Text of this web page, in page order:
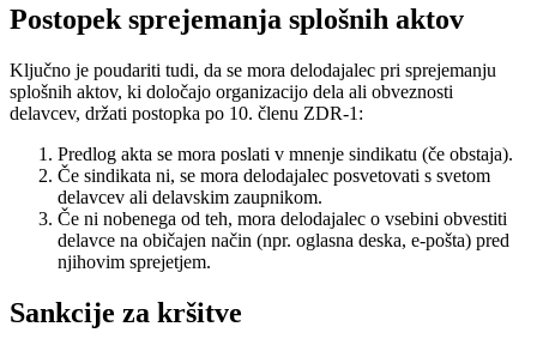
Postopek sprejemanja splošnih aktov
Ključno je poudariti tudi, da se mora delodajalec pri sprejemanju
splošnih aktov, ki določajo organizacijo dela ali obveznosti
delavcev, držati postopka po 10. členu ZDR-1:
Predlog akta se mora poslati v mnenje sindikatu (če obstaja).
Če sindikata ni, se mora delodajalec posvetovati s svetom
delavcev ali delavskim zaupnikom.
Če ni nobenega od teh, mora delodajalec o vsebini obvestiti
delavce na običajen način (npr. oglasna deska, e-pošta) pred
njihovim sprejetjem.
Sankcije za kršitve